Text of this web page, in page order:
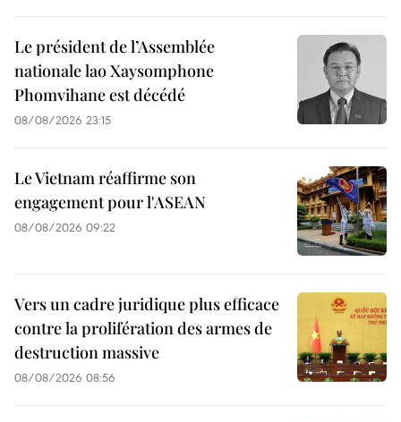
Le président de l’Assemblée
nationale lao Xaysomphone
Phomvihane est décédé
08/08/2026 23:15
Le Vietnam réaffirme son
engagement pour l'ASEAN
08/08/2026 09:22
Vers un cadre juridique plus efficace
contre la prolifération des armes de
destruction massive
08/08/2026 08:56